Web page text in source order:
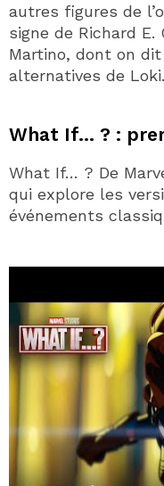
autres figures de
signe de Richard
Martino, dont on
alternatives de Loki.
What If… ? :
What If… ? De
qui explore les
événements